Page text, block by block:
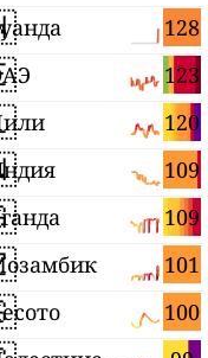
128
123
120
109
109
101
100